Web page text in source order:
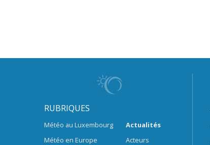
RUBRIQUES
Météo au Luxembourg
Météo en Europe
Actualités
Acteurs